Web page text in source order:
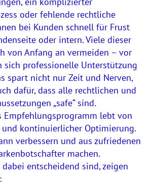
oder fehlende rechtliche
bei Kunden schnell für Frust
oder intern. Viele dieser
von Anfang an vermeiden – vor
sich professionelle Unterstützung
spart nicht nur Zeit und Nerven,
dafür, dass alle rechtlichen und
„safe“ sind.
Empfehlungsprogramm lebt von
und kontinuierlicher Optimierung.
verbessern und aus zufriedenen
machen.
entscheidend sind, zeigen